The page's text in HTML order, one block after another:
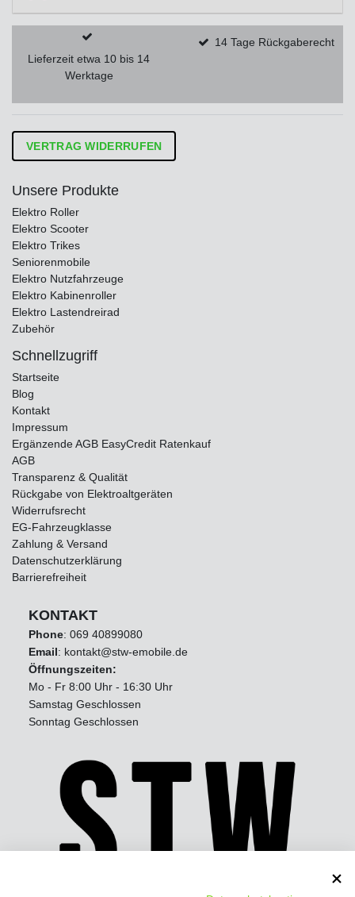
Lieferzeit etwa 10 bis 14
Werktage
14 Tage Rückgaberecht
VERTRAG WIDERRUFEN
Unsere Produkte
Elektro Roller
Elektro Scooter
Elektro Trikes
Seniorenmobile
Elektro Nutzfahrzeuge
Elektro Kabinenroller
Elektro Lastendreirad
Zubehör
Schnellzugriff
Startseite
Blog
Kontakt
Impressum
Ergänzende AGB EasyCredit Ratenkauf
AGB
Transparenz & Qualität
Rückgabe von Elektroaltgeräten
Widerrufsrecht
EG-Fahrzeugklasse
Zahlung & Versand
Datenschutzerklärung
Barrierefreiheit
KONTAKT
Phone: 069 40899080
Email: kontakt@stw-emobile.de
Öffnungszeiten:
Mo - Fr 8:00 Uhr - 16:30 Uhr
Samstag Geschlossen
Sonntag Geschlossen